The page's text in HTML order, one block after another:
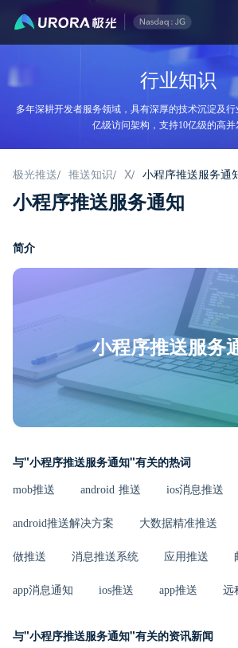
行业知识
多年深耕开发者服务领域，具有深厚的技术沉淀及
亿级访问架构，支持10亿级的高并
极光推送/ 推送知识/ X/ 小程序推送服务通
小程序推送服务通知
简介
小程序推送服务
与"小程序推送服务通知"有关的热词
mob推送 android 推送 ios消息推送
android推送解决方案 大数据精准推送
做推送 消息推送系统 应用推送
app消息通知 ios推送 app推送 远
与"小程序推送服务通知"有关的资讯新闻